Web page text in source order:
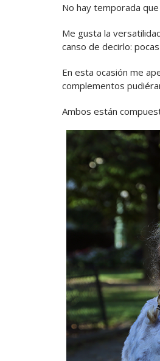
No hay temporada
Me gusta la
canso de decirlo:
En esta ocasión me
complementos
Ambos están